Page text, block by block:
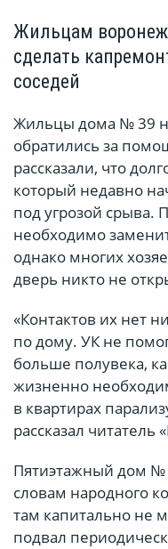
Жильцам
сделать
соседей
Жильцы дома № 39
обратились за
рассказали, что
который недавно
под угрозой срыва.
необходимо
однако многих
дверь никто не
«Контактов их нет
по дому. УК не
больше полувека,
жизненно
в квартирах
рассказал читатель
Пятиэтажный дом №
словам народного
там капитально не
подвал